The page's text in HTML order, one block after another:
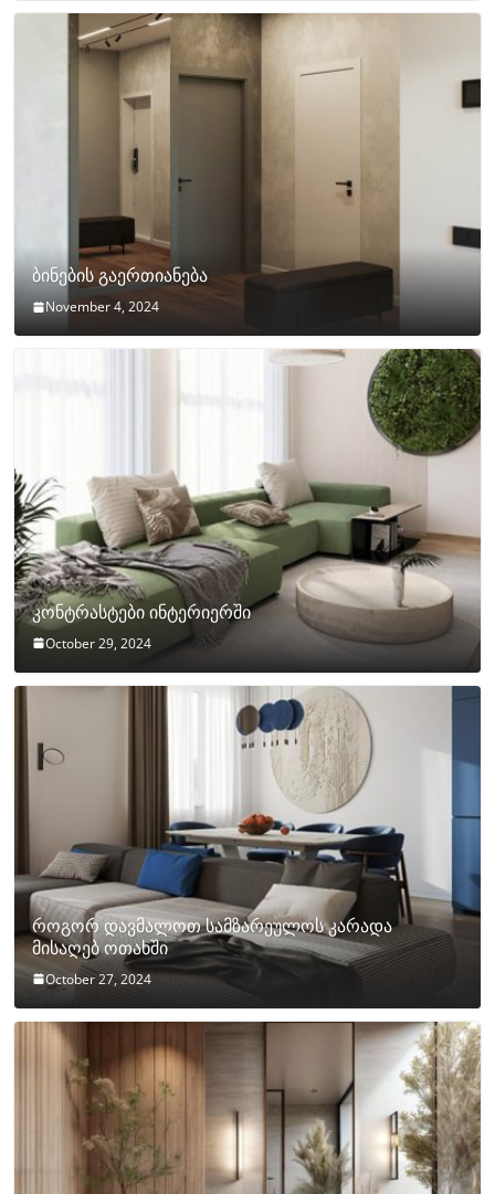
ბინების გაერთიანება
November 4, 2024
კონტრასტები ინტერიერში
October 29, 2024
როგორ დავმალოთ სამზარეულოს კარადა
მისაღებ ოთახში
October 27, 2024